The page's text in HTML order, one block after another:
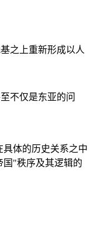
之上重新形成以人
不仅是东亚的问
体的历史关系之中
"秩序及其逻辑的